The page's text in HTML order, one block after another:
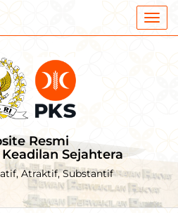
Resmi
Sejahtera
Atraktif, Substantif